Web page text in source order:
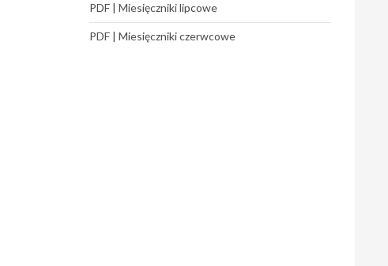
PDF | Miesięczniki lipcowe
PDF | Miesięczniki czerwcowe